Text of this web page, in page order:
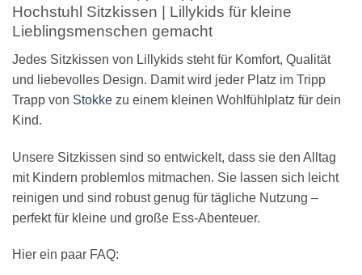
Hochstuhl Sitzkissen | Lillykids für kleine
Lieblingsmenschen gemacht
Jedes Sitzkissen von Lillykids steht für Komfort, Qualität
und liebevolles Design. Damit wird jeder Platz im Tripp
Trapp von Stokke zu einem kleinen Wohlfühlplatz für dein
Kind.
Unsere Sitzkissen sind so entwickelt, dass sie den Alltag
mit Kindern problemlos mitmachen. Sie lassen sich leicht
reinigen und sind robust genug für tägliche Nutzung –
perfekt für kleine und große Ess-Abenteuer.
Hier ein paar FAQ: